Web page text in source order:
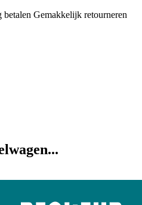
betalen Gemakkelijk retourneren